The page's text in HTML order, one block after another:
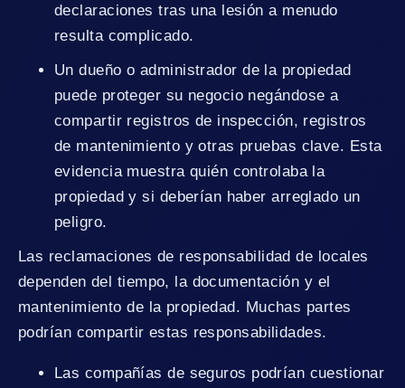
declaraciones tras una lesión a menudo
resulta complicado.
Un dueño o administrador de la propiedad
puede proteger su negocio negándose a
compartir registros de inspección, registros
de mantenimiento y otras pruebas clave. Esta
evidencia muestra quién controlaba la
propiedad y si deberían haber arreglado un
peligro.
Las reclamaciones de responsabilidad de locales
dependen del tiempo, la documentación y el
mantenimiento de la propiedad. Muchas partes
podrían compartir estas responsabilidades.
Las compañías de seguros podrían cuestionar